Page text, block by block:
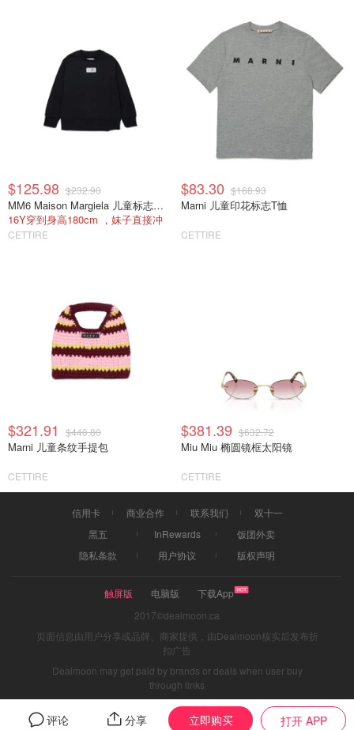
$125.98 $232.90
MM6 Maison Margiela 儿童标志卫衣
16Y穿到身高180cm ，妹子直接冲
CETTIRE
$83.30 $168.93
Marni 儿童印花标志T恤
CETTIRE
$321.91 $440.80
Marni 儿童条纹手提包
CETTIRE
$381.39 $632.72
Miu Miu 椭圆镜框太阳镜
CETTIRE
评论 分享 立即购买 打开 APP
信用卡 商业合作 联系我们
双十一
黑五
InRewards
饭团外卖
隐私条款
用户协议 版权声明
触屏版 电脑版
下载App
2017©dealmoon.ca
页面信息由用户分享或品牌、商家提供，由Dealmoon核实后发布折
扣广告
Dealmoon may get paid by brands or deals when user buy
through links